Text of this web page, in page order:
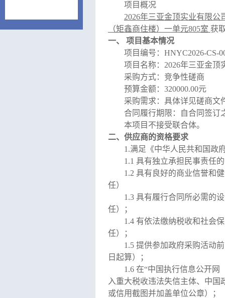
项目概况
2026年三亚金顶实业有限公
（矩鑫商住楼）一单元805室 获
一、
项目基本情况
项目编号： HNYC2026-CS-
项目名称： 2026年三亚金顶
采购方式：竞争性磋商
预算金额： 320000.00元
采购需求： 具体详见磋商文
合同履行期限：自合同签订
本项目不接受联合体。
二、供应商的资格要求
1.满足《中华人民共和国政
1 .1 具有独立承担民事责任
1 .2 具有良好的商业信誉和
任）
1 .3 具有履行合同所必需的
任）；
1 .4 有依法缴纳税收和社会
任）；
1 .5 提供参加政府采购活动
日起算）；
1.6 在“中国执行信息公开网
入重大税收违法失信主体、中国
或信用截图并加盖单位公章）；